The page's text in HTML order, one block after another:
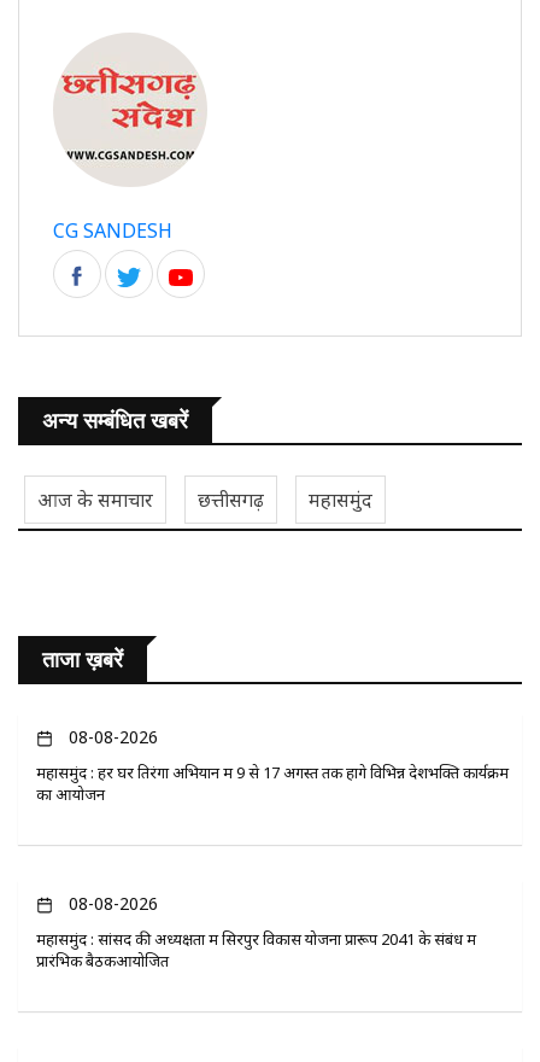
CG SANDESH
अन्य सम्बंधित खबरें
आज के समाचार छत्तीसगढ़ महासमुंद
ताजा ख़बरें
08-08-2026
महासमुंद : हर घर तिरंगा अभियान में 9 से 17 अगस्त तक होंगे विभिन्न देशभक्ति कार्यक्रम
का आयोजन
08-08-2026
महासमुंद : सांसद की अध्यक्षता में सिरपुर विकास योजना प्रारूप 2041 के संबंध में
प्रारंभिक बैठकआयोजित